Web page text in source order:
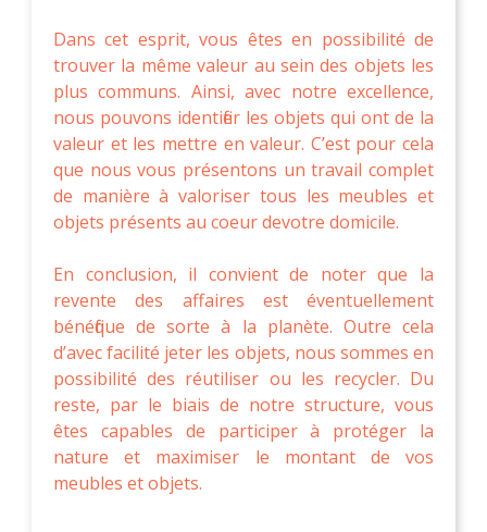
Dans cet esprit, vous êtes en possibilité de
trouver la même valeur au sein des objets les
plus communs. Ainsi, avec notre excellence,
nous pouvons identifier les objets qui ont de la
valeur et les mettre en valeur. C’est pour cela
que nous vous présentons un travail complet
de manière à valoriser tous les meubles et
objets présents au coeur devotre domicile.
En conclusion, il convient de noter que la
revente des affaires est éventuellement
bénéfique de sorte à la planète. Outre cela
d’avec facilité jeter les objets, nous sommes en
possibilité des réutiliser ou les recycler. Du
reste, par le biais de notre structure, vous
êtes capables de participer à protéger la
nature et maximiser le montant de vos
meubles et objets.